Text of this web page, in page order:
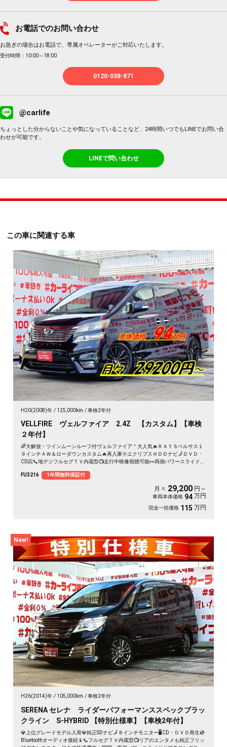
お電話でのお問い合わせ
お急ぎの場合はお電話で。専属オペレーターがご対応いたします。
受付時間：10:00～18:00
0120-038-871
@carlife
ちょっとした分からないことや気になっていることなど、24時間いつでもLINEでお問い合
わせが可能です。
LINEで問い合わせ
この車に関連する車
H20(2008)年 125,000km 車検2年付
VELLFIRE ヴェルファイア 2.4Z 【カスタム】【車検
２年付】
🌈大解放・ツインムーンルーフ付ヴェルファイア＂大人気🔥ＲＡＹＳベルサス１
９インチＡＷ＆ローダウンカスタム🔥再入庫🌞エクリプスＨＤＤナビ🗾ＤＶＤ・
CD📀📞地デジフルセグＴＶ内蔵型📺走行中映像視聴可能👀両側パワースライドド
ダウンモニター搭載📺⚡多数装備付きの人気ミニバン・月々２万円台～ＯＫ😲
FU3216 1年間無料保証付
月々 29,200 円～
車両本体価格 94 万円
現金一括価格 115 万円
New!
H26(2014)年 105,000km 車検2年付
SERENA セレナ ライダーパフォーマンススペックブラッ
クライン S-HYBRID 【特別仕様車】【車検2年付】
💎上位グレードモデル入荷💎純正SDナビ🗾８インチモニター🖥️CD・ＤＶＤ再生💿
Bluetoothオーディオ接続📱📞フルセグＴＶ内蔵型📺リアのエンタメも純正フリッ